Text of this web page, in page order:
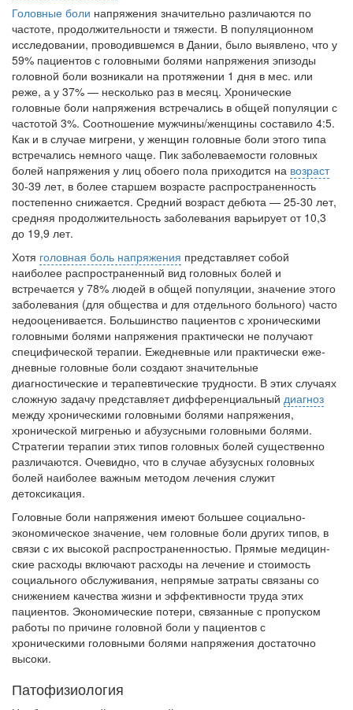
заявила об этом на
встрече с журналистами ведущих...
Местная анестезия развивает кардиотоксичность
Федеральная служба по
надзору в сфере
здравоохранения озвучила
тревожную статистику. Она
касаются увеличения риска
острой кардиотоксичности и
роста сопутствующих
осложнений от...
Закон о праве родителей находиться с детьми в
реанимации внесен в Госдуму
Соответствующий
законопроект внесен в
палату на
рассмотрение. Суть его
заключается в
нахождении одного из
родителей в
больничной палате
бесплатно, в течении всего срока лечения...
Головные боли напряжения значительно различаются по
частоте, продолжительности и тяжести. В популяционном
исследовании, проводившемся в Дании, было выявлено, что у
59% пациентов с головными болями напря­жения эпизоды
головной боли возникали на протяжении 1 дня в мес. или
реже, а у 37% — несколько раз в месяц. Хронические
головные боли напряжения встречались в общей попу­ляции с
частотой 3%. Соотношение мужчи­ны/женщины составило 4:5.
Как и в случае мигрени, у женщин головные боли этого типа
встречались немного чаще. Пик заболеваемо­сти головных
болей напряжения у лиц обоего пола приходится на возраст
30-39 лет, в более старшем возрасте распространенность
посте­пенно снижается. Средний возраст дебюта — 25-30 лет,
средняя продолжительность забо­левания варьирует от 10,3
до 19,9 лет.
Хотя головная боль напряжения представ­ляет собой
наиболее распространенный вид головных болей и
встречается у 78% людей в общей популяции, значение этого
заболевания (для общества и для отдельного больного) ча­сто
недооценивается. Большинство пациентов с хроническими
головными болями напряже­ния практически не получают
специфической терапии. Ежедневные или практически еже­
дневные головные боли создают значительные
диагностические и терапевтические трудно­сти. В этих случаях
сложную задачу представ­ляет дифференциальный диагноз
между хро­ническими головными болями напряжения,
хронической мигренью и абузусными головны­ми болями.
Стратегии терапии этих типов го­ловных болей существенно
различаются. Оче­видно, что в случае абузусных головных
болей наиболее важным методом лечения служит
детоксикация.
Головные боли напряжения имеют большее социально-
экономическое значение, чем го­ловные боли других типов, в
связи с их высо­кой распространенностью. Прямые медицин­
ские расходы включают расходы на лечение и стоимость
социального обслуживания, непря­мые затраты связаны со
снижением качества жизни и эффективности труда этих
пациентов. Экономические потери, связанные с пропу­ском
работы по причине головной боли у па­циентов с
хроническими головными болями напряжения достаточно
высоки.
Патофизиология